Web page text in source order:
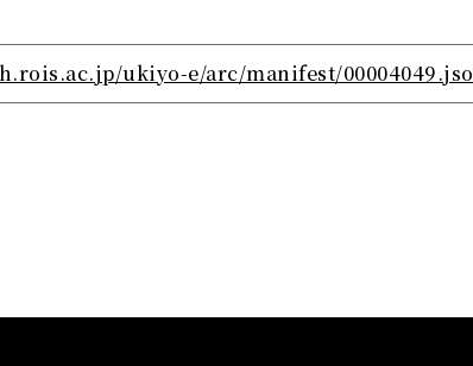
ukiyo-e/arc/manifest/